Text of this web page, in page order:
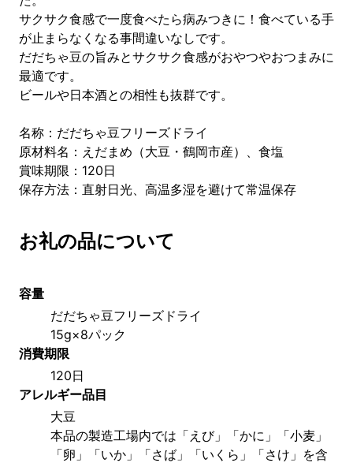
サクサク食感で一度食べたら病みつきに！食べている手
が止まらなくなる事間違いなしです。
だだちゃ豆の旨みとサクサク食感がおやつやおつまみに
最適です。
ビールや日本酒との相性も抜群です。
名称：だだちゃ豆フリーズドライ
原材料名：えだまめ（大豆・鶴岡市産）、食塩
賞味期限：120日
保存方法：直射日光、高温多湿を避けて常温保存
お礼の品について
容量
だだちゃ豆フリーズドライ
15g×8パック
消費期限
120日
アレルギー品目
大豆
本品の製造工場内では「えび」「かに」「小麦」
「卵」「いか」「さば」「いくら」「さけ」を含